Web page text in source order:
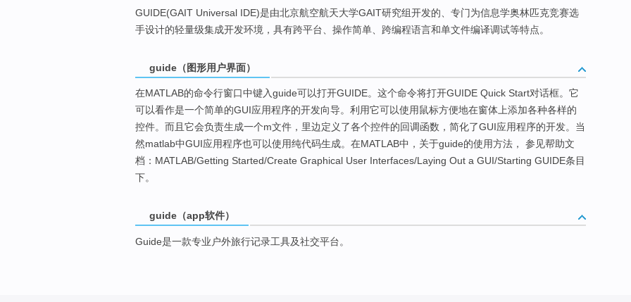
GUIDE(GAIT Universal IDE)是由北京航空航天大学GAIT研究组开发的、专门为信息学奥林匹克竞赛选
手设计的轻量级集成开发环境，具有跨平台、操作简单、跨编程语言和单文件编译调试等特点。
guide（图形用户界面）
在MATLAB的命令行窗口中键入guide可以打开GUIDE。这个命令将打开GUIDE Quick Start对话框。它
可以看作是一个简单的GUI应用程序的开发向导。利用它可以使用鼠标方便地在窗体上添加各种各样的
控件。而且它会负责生成一个m文件，里边定义了各个控件的回调函数，简化了GUI应用程序的开发。当
然matlab中GUI应用程序也可以使用纯代码生成。在MATLAB中，关于guide的使用方法， 参见帮助文
档：MATLAB/Getting Started/Create Graphical User Interfaces/Laying Out a GUI/Starting GUIDE条目
下。
guide（app软件）
Guide是一款专业户外旅行记录工具及社交平台。